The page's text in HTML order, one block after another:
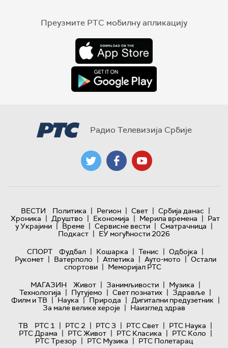
Преузмите РТС мобилну апликацију
Радио Телевизија Србије
ВЕСТИ Политика | Регион | Свет | Србија данас |
Хроника | Друштво | Економија | Мерила времена | Рат
у Украјини | Време | Сервисне вести | Сматрачница |
Подкаст | ЕУ могућности 2026
СПОРТ
Фудбал | Кошарка | Тенис | Одбојка |
Рукомет | Ватерполо | Атлетика | Ауто-мото | Остали
спортови | Меморијал РТС
МАГАЗИН
Живот | Занимљивости | Музика |
Технологијa | Путујемо | Свет познатих | Здравље |
Филм и ТВ | Наука | Природа | Дигитални предузетник |
За мале велике хероје | Наизглед здрав
ТВ
РТС 1 | РТС 2 | РТС 3 | РТС Свет | РТС Наука |
РТС Драма | РТС Живот | РТС Класика | РТС Коло |
РТС Трезор | РТС Музика | РТС Полетарац